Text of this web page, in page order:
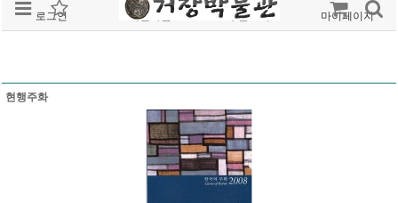
로그인 회원가입 주문조회 마이페이지
현행주화